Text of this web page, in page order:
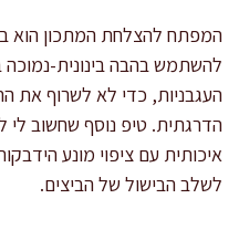
המפתח להצלחת המתכון הוא
להשתמש בהבה בינונית-
העגבניות, כדי לא לשרוף את
הדרגתית. טיפ נוסף שחשוב
איכותית עם ציפוי מונע
לשלב הבישול של הביצים.